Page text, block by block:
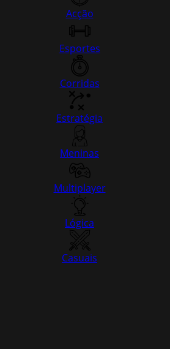
Acção
Esportes
Corridas
Estratégia
Meninas
Multiplayer
Lógica
Casuais